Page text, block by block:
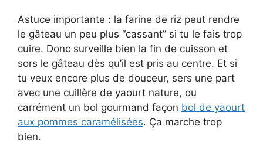
Astuce importante : la farine de riz peut rendre
le gâteau un peu plus “cassant” si tu le fais trop
cuire. Donc surveille bien la fin de cuisson et
sors le gâteau dès qu’il est pris au centre. Et si
tu veux encore plus de douceur, sers une part
avec une cuillère de yaourt nature, ou
carrément un bol gourmand façon bol de yaourt
aux pommes caramélisées. Ça marche trop
bien.